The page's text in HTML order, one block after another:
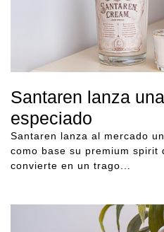
Santaren lanza
especiado
Santaren lanza al mercado
como base su premium spirit
convierte en un trago...